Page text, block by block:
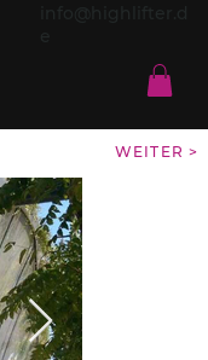
WEITER >